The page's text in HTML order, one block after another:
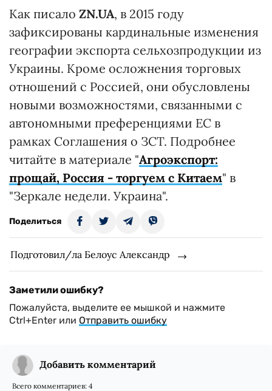
Как писало ZN.UA, в 2015 году
зафиксированы кардинальные изменения
географии экспорта сельхозпродукции из
Украины. Кроме осложнения торговых
отношений с Россией, они обусловлены
новыми возможностями, связанными с
автономными преференциями ЕС в
рамках Соглашения о ЗСТ. Подробнее
читайте в материале "Агроэкспорт:
прощай, Россия - торгуем с Китаем" в
"Зеркале недели. Украина".
Поделиться
Подготовил/ла Белоус Александр
Заметили ошибку?
Пожалуйста, выделите ее мышкой и нажмите
Ctrl+Enter или Отправить ошибку
Добавить комментарий
Всего комментариев: 4